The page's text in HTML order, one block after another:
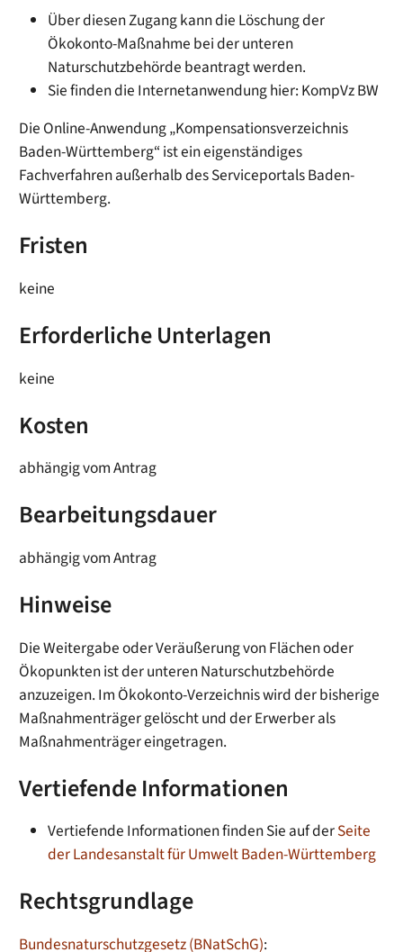
Über diesen Zugang kann die Löschung der
Ökokonto-Maßnahme bei der unteren
Naturschutzbehörde beantragt werden.
Sie finden die Internetanwendung hier: KompVz BW
Die Online-Anwendung „Kompensationsverzeichnis
Baden-Württemberg“ ist ein eigenständiges
Fachverfahren außerhalb des Serviceportals Baden-
Württemberg.
Fristen
keine
Erforderliche Unterlagen
keine
Kosten
abhängig vom Antrag
Bearbeitungsdauer
abhängig vom Antrag
Hinweise
Die Weitergabe oder Veräußerung von Flächen oder
Ökopunkten ist der unteren Naturschutzbehörde
anzuzeigen. Im Ökokonto-Verzeichnis wird der bisherige
Maßnahmenträger gelöscht und der Erwerber als
Maßnahmenträger eingetragen.
Vertiefende Informationen
Vertiefende Informationen finden Sie auf derSeite
der Landesanstalt für Umwelt Baden-Württemberg
Rechtsgrundlage
Bundesnaturschutzgesetz (BNatSchG):